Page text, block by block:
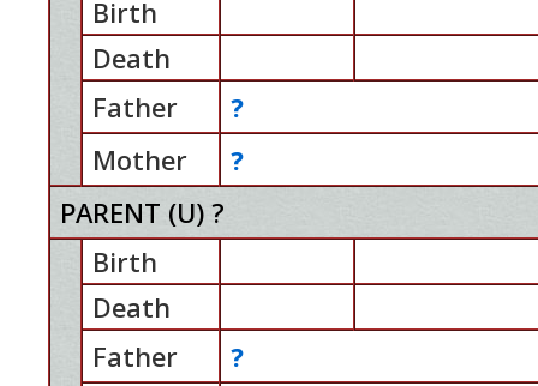
Birth
Death
Father
?
Mother
?
PARENT (U) ?
Birth
Death
Father
?